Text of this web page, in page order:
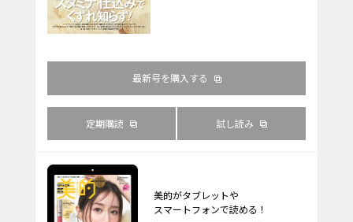
最新号を購入する
定期購読 試し読み
美的がタブレットや
スマートフォンで読める！